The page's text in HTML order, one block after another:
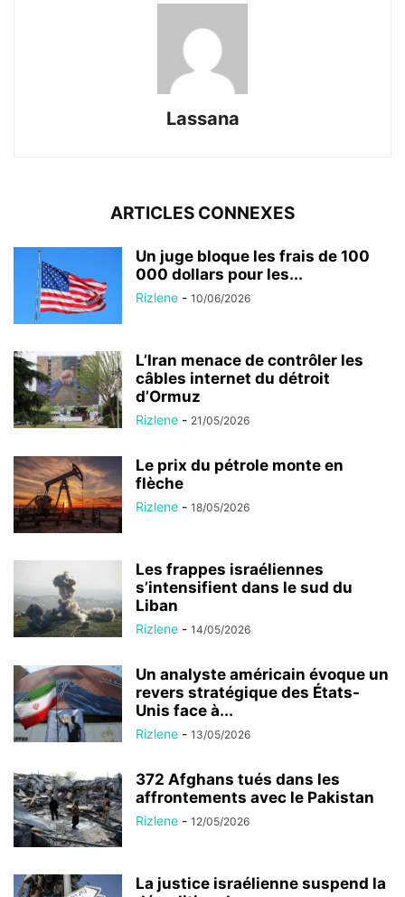
Lassana
ARTICLES CONNEXES
Un juge bloque les frais de 100
000 dollars pour les...
Rizlene - 10/06/2026
L’Iran menace de contrôler les
câbles internet du détroit
d’Ormuz
Rizlene - 21/05/2026
Le prix du pétrole monte en
flèche
Rizlene - 18/05/2026
Les frappes israéliennes
s’intensifient dans le sud du
Liban
Rizlene - 14/05/2026
Un analyste américain évoque un
revers stratégique des États-
Unis face à...
Rizlene - 13/05/2026
372 Afghans tués dans les
affrontements avec le Pakistan
Rizlene - 12/05/2026
La justice israélienne suspend la